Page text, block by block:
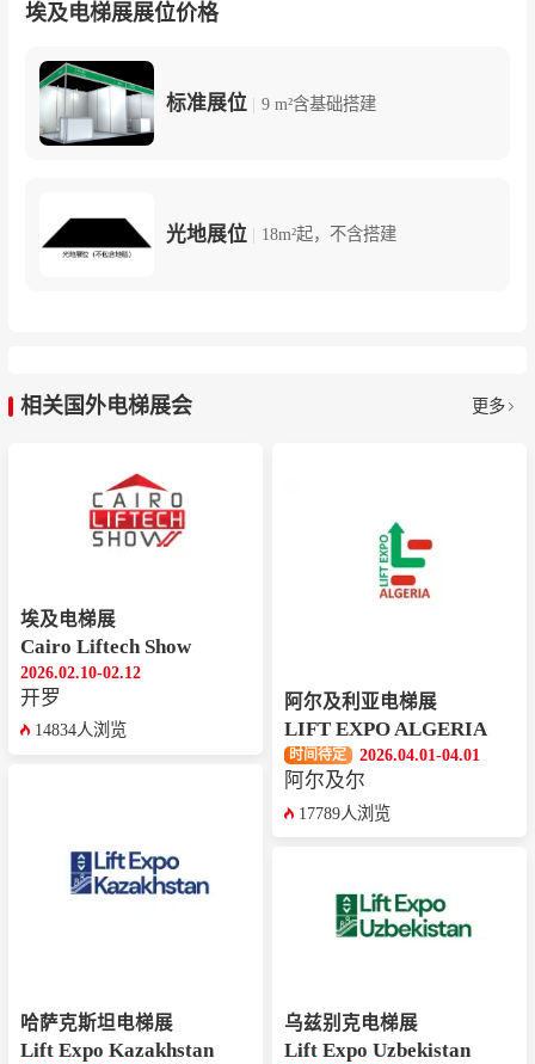
埃及电梯展展位价格
标准展位 | 9 m²含基础搭建
光地展位 | 18m²起，不含搭建
相关国外电梯展会 更多
埃及电梯展
Cairo Liftech Show
2026.02.10-02.12
开罗
14834人浏览
哈萨克斯坦电梯展
Lift Expo Kazakhstan
阿尔及利亚电梯展
LIFT EXPO ALGERIA
时间待定 2026.04.01-04.01
阿尔及尔
17789人浏览
乌兹别克电梯展
Lift Expo Uzbekistan